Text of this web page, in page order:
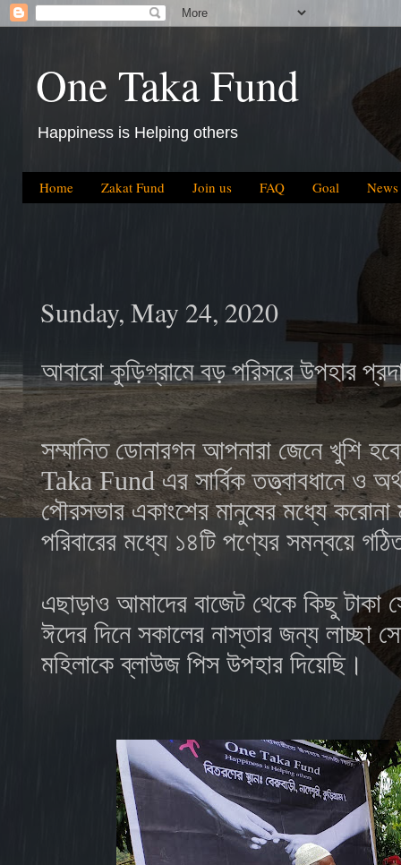
One Taka Fund
Happiness is Helping others
Home Zakat Fund Join us FAQ Goal News
Sunday, May 24, 2020
আবারো কুড়িগ্রামে বড় পরিসরে উপহার
সম্মানিত ডোনারগন আপনারা জেনে খুশি
Taka Fund এর সার্বিক তত্ত্বাবধানে ও
পৌরসভার একাংশের মানুষের মধ্যে করোনা
পরিবারের মধ্যে ১৪টি পণ্যের সমন্বয়ে
এছাড়াও আমাদের বাজেট থেকে কিছু
ঈদের দিনে সকালের নাস্তার জন্য লাচ্ছা
মহিলাকে ব্লাউজ পিস উপহার দিয়েছি।